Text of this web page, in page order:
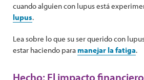
cuando alguien con lupus está
lupus.
Lea sobre lo que su ser querido con
estar haciendo paramanejar la fatiga.
Hecho: El impacto